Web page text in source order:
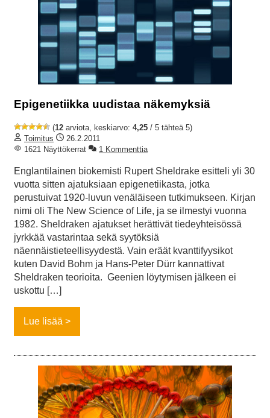
Epigenetiikka uudistaa näkemyksiä
(12 arviota, keskiarvo: 4,25 / 5 tähteä 5)
Toimitus
26.2.2011
1621 Näyttökerrat
1 Kommenttia
Englantilainen biokemisti Rupert Sheldrake esitteli yli 30
vuotta sitten ajatuksiaan epigenetiikasta, jotka
perustuivat 1920-luvun venäläiseen tutkimukseen. Kirjan
nimi oli The New Science of Life, ja se ilmestyi vuonna
1982. Sheldraken ajatukset herättivät tiedeyhteisössä
jyrkkää vastarintaa sekä syytöksiä
näennäistieteellisyydestä. Vain eräät kvanttifyysikot
kuten David Bohm ja Hans-Peter Dürr kannattivat
Sheldraken teorioita. Geenien löytymisen jälkeen ei
uskottu […]
Lue lisää